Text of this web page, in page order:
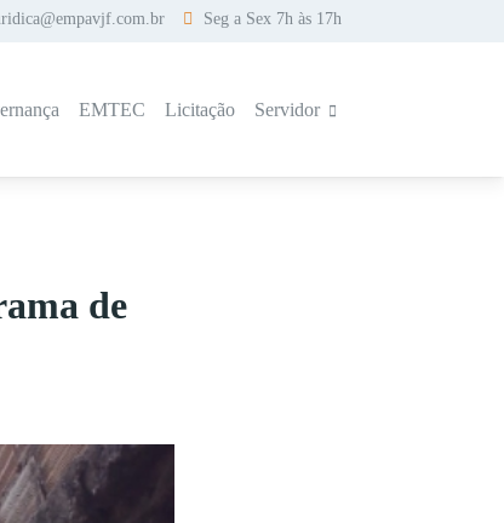
Seg a Sex 7h às 17h
EMTEC Licitação Servidor
de